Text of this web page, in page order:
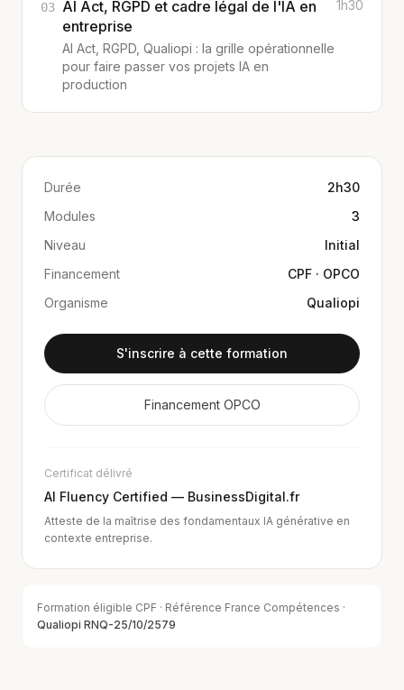
03 AI Act, RGPD et cadre légal de l'IA en
entreprise
AI Act, RGPD, Qualiopi : la grille opérationnelle
pour faire passer vos projets IA en
production
1h30
Durée
2h30
Modules
3
Niveau
Initial
Financement
CPF · OPCO
Organisme
Qualiopi
S'inscrire à cette formation
Financement OPCO
Certificat délivré
AI Fluency Certified — BusinessDigital.fr
Atteste de la maîtrise des fondamentaux IA générative en
contexte entreprise.
Formation éligible CPF · Référence France Compétences ·
Qualiopi RNQ-25/10/2579